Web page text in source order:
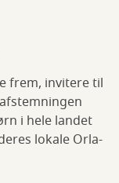
frem, invitere til
i hele landet
lokale Orla-